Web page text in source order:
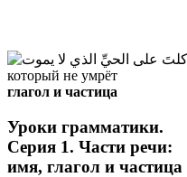
глагол и частица
Уроки грамматики.
Серия 1. Части речи:
имя, глагол и частица